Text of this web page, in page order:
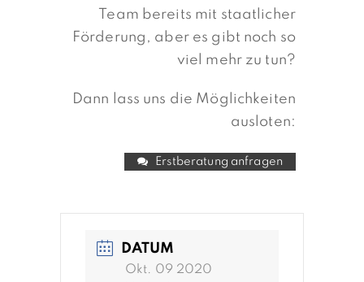
Team bereits mit staatlicher
Förderung, aber es gibt noch so
viel mehr zu tun?
Dann lass uns die Möglichkeiten
ausloten:
Erstberatung anfragen
DATUM
Okt. 09 2020